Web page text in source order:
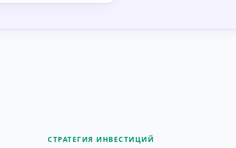
СТРАТЕГИЯ ИНВЕСТИЦИЙ